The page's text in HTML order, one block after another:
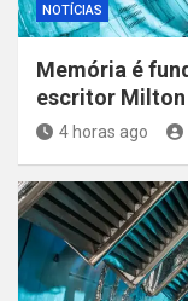
NOTÍCIAS
Memória é
escritor
4 horas ago